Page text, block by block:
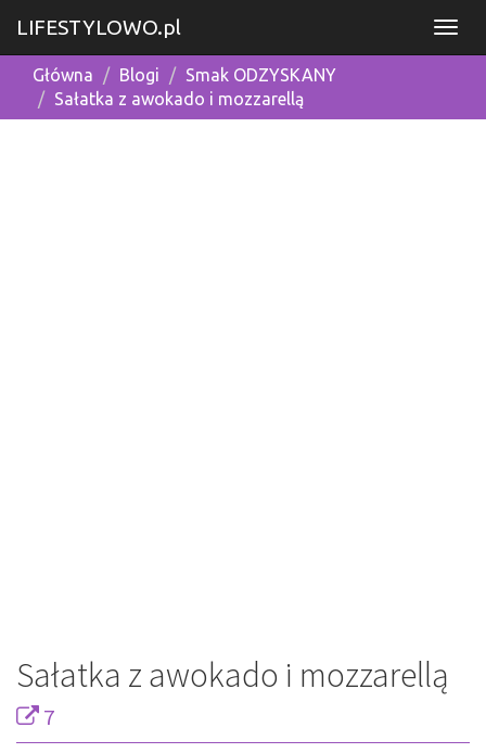
LIFESTYLOWO.pl
Główna Blogi
Smak ODZYSKANY
Sałatka z awokado i mozzarellą
Sałatka z awokado i mozzarellą
7